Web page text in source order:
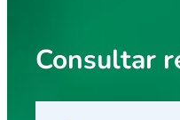
Consultar